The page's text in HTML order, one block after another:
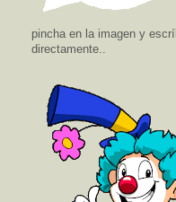
pincha en la imagen y
directamente..